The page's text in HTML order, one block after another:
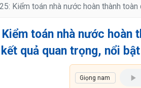
Kiểm toán nhà nước hoàn thành
toán nhà nước hoàn
quả quan trọng, nổi bật